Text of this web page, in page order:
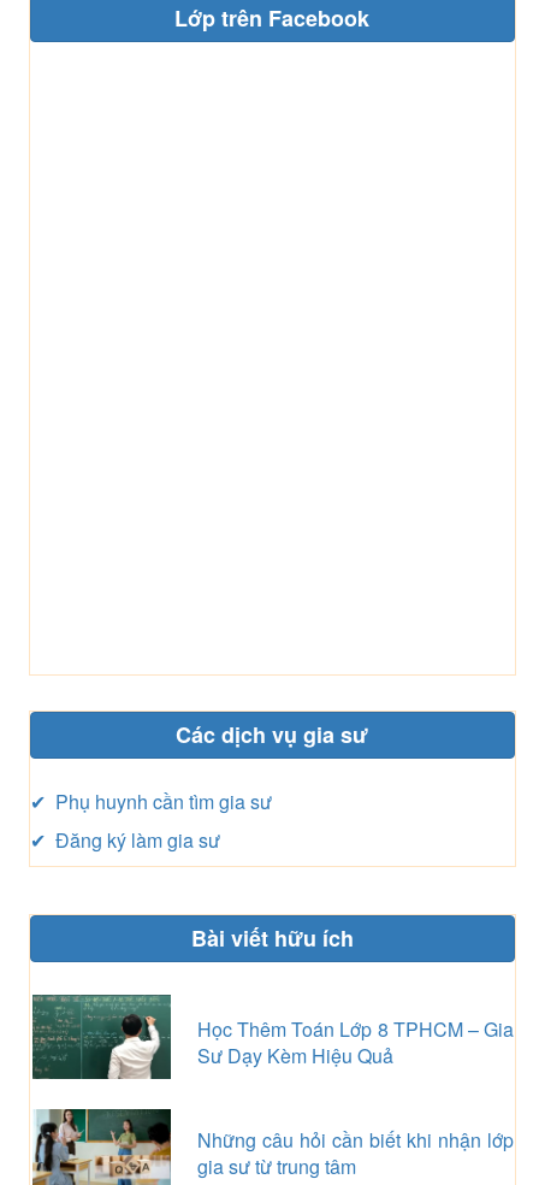
Lớp trên Facebook
Các dịch vụ gia sư
✔ Phụ huynh cần tìm gia sư
✔ Đăng ký làm gia sư
Bài viết hữu ích
Học Thêm Toán Lớp 8 TPHCM – Gia
Sư Dạy Kèm Hiệu Quả
Những câu hỏi cần biết khi nhận lớp
gia sư từ trung tâm